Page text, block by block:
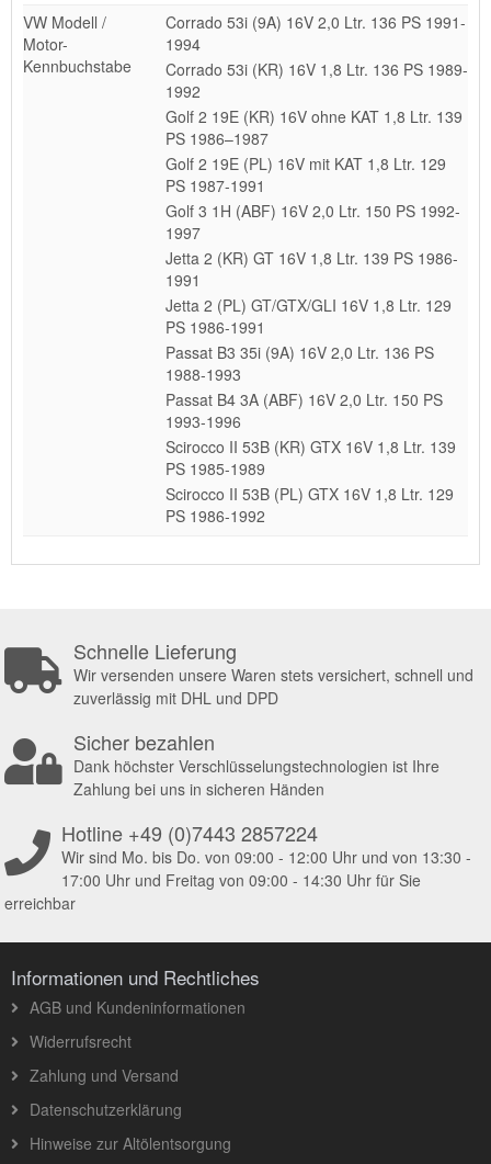
VW Modell /
Motor-
Kennbuchstabe
Corrado 53i (9A) 16V 2,0 Ltr. 136 PS 1991-
1994
Corrado 53i (KR) 16V 1,8 Ltr. 136 PS 1989-
1992
Golf 2 19E (KR) 16V ohne KAT 1,8 Ltr. 139
PS 1986–1987
Golf 2 19E (PL) 16V mit KAT 1,8 Ltr. 129
PS 1987-1991
Golf 3 1H (ABF) 16V 2,0 Ltr. 150 PS 1992-
1997
Jetta 2 (KR) GT 16V 1,8 Ltr. 139 PS 1986-
1991
Jetta 2 (PL) GT/GTX/GLI 16V 1,8 Ltr. 129
PS 1986-1991
Passat B3 35i (9A) 16V 2,0 Ltr. 136 PS
1988-1993
Passat B4 3A (ABF) 16V 2,0 Ltr. 150 PS
1993-1996
Scirocco II 53B (KR) GTX 16V 1,8 Ltr. 139
PS 1985-1989
Scirocco II 53B (PL) GTX 16V 1,8 Ltr. 129
PS 1986-1992
Schnelle Lieferung
Wir versenden unsere Waren stets versichert, schnell und
zuverlässig mit DHL und DPD
Sicher bezahlen
Dank höchster Verschlüsselungstechnologien ist Ihre
Zahlung bei uns in sicheren Händen
Hotline +49 (0)7443 2857224
Wir sind Mo. bis Do. von 09:00 - 12:00 Uhr und von 13:30 -
17:00 Uhr und Freitag von 09:00 - 14:30 Uhr für Sie
erreichbar
Informationen und Rechtliches
AGB und Kundeninformationen
Widerrufsrecht
Zahlung und Versand
Datenschutzerklärung
Hinweise zur Altölentsorgung